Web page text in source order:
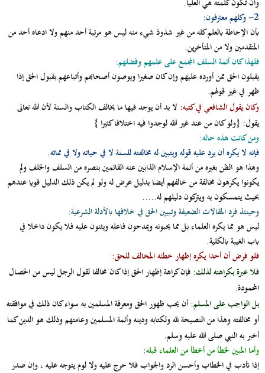
2- وكلهم معترفون:
بأن الإحاطة بالعلم كله من غير شذوذ شيء منه ليس هو مرتبة أحد منهم ولا ادعاه أحد من
المتقدمين ولا من المتأخرين.
فلهذا كان أئمة السلف المجمع على علمهم وفضلهم:
يقبلون الحق ممن أورده عليهم وإن كان صغيرا ويوصون أصحابهم وأتباعهم بقبول الحق إذا
ظهر في غير قولهم.
وكان يقول الشافعي في كتبه: لا بد أن يوجد فيها ما يخالف الكتاب والسنة لأن الله تعالى
يقول: {ولو كان من عند غير الله لوجدوا فيه اختلافا كثيرا }
ومن كانت هذه حاله:
فإنه لا يكره أن يرد عليه قوله ويتبين له مخالفته للسنة لا في حياته ولا في مماته.
وهذا هو الظن بغيره من أئمة الإسلام الذابين عنه القائمين بنصره من السلف والخلف ولم
يكونوا يكرهون مخالفة من خالفهم أيضا بدليل عرض له ولو لم يكن ذلك الدليل قويا عندهم
بحيث يتمسكون به ويتركون دليلهم له.....
وحينئذ فرد المقالات الضعيفة وتبيين الحق في خلافها بالأدلة الشرعية:
ليس هو مما يكره العلماء بل مما يحبونه ويمدحون فاعله ويثنون عليه فلا يكون داخلا في
باب الغيبة بالكلية.
فلو فرض أن أحدا يكره إظهار خطئه المخالف للحق:
فلا عبرة بكراهته لذلك:فإن كراهة إظهار الحق إذا كان مخالفا لقول الرجل ليس من الخصال
المحمودة.
بل الواجب على المسلم:أن يحب ظهور الحق ومعرفة المسلمين به سواء كان ذلك في موافقته
أو مخالفته وهذا من النصيحة لله ولكتابه ودينه وأئمة المسلمين وعامتهم وذلك هو الدين كما
أخبر به النبي صلى الله عليه وسلم.
وأما المبين لخطأ من أخطأ من العلماء قبله:
إذا تأدب في الخطاب وأحسن الرد والجواب فلا حرج عليه ولا لوم يتوجه عليه ، وإن صدر